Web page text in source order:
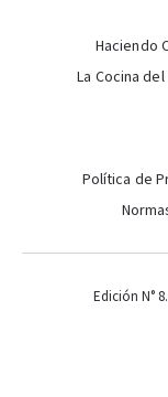
Haciendo
La Cocina del
Política de
Edición N°